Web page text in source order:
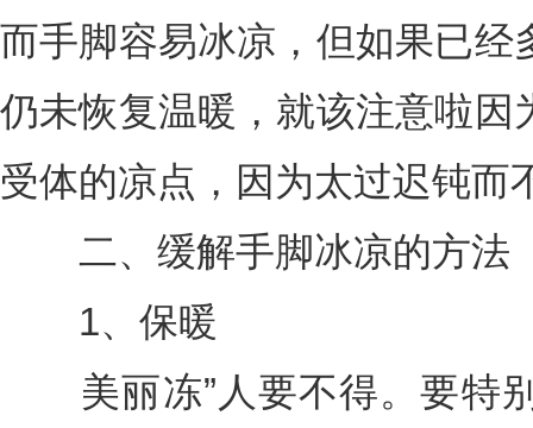
而手脚容易冰凉，但如果已经
仍未恢复温暖，就该注意啦因
受体的凉点，因为太过迟钝而
二、缓解手脚冰凉的方法
1、保暖
美丽冻”人要不得。要特